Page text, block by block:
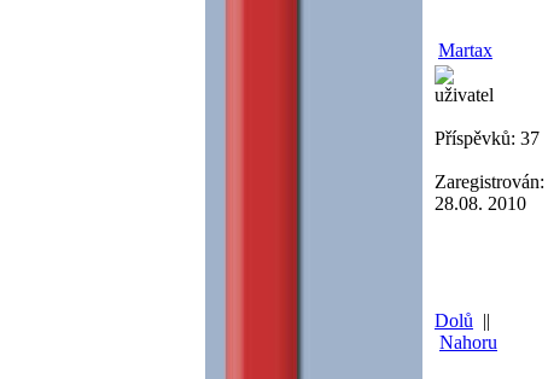
Martax
uživatel
Příspěvků: 37
Zaregistrován:
28.08. 2010
Dolů ||
Nahoru